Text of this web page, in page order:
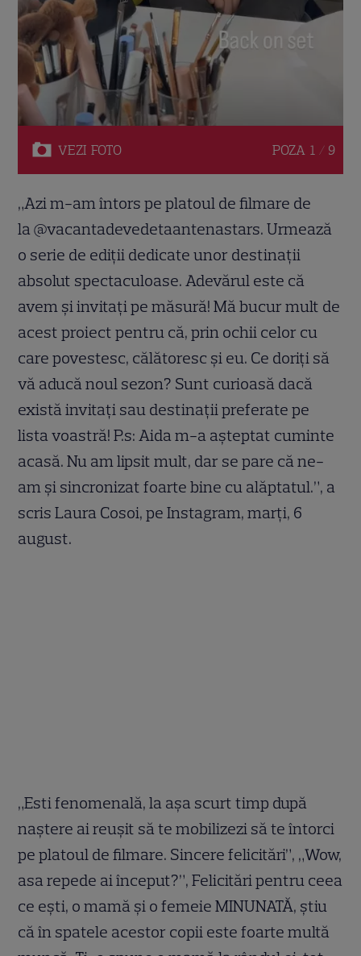
VEZI FOTO POZA 1 / 9
„Azi m-am întors pe platoul de filmare de
la @vacantadevedetaantenastars. Urmează
o serie de ediții dedicate unor destinații
absolut spectaculoase. Adevărul este că
avem și invitați pe măsură! Mă bucur mult de
acest proiect pentru că, prin ochii celor cu
care povestesc, călătoresc și eu. Ce doriți să
vă aducă noul sezon? Sunt curioasă dacă
există invitați sau destinații preferate pe
lista voastră! P.s: Aida m-a așteptat cuminte
acasă. Nu am lipsit mult, dar se pare că ne-
am și sincronizat foarte bine cu alăptatul.”, a
scris Laura Cosoi, pe Instagram, marți, 6
august.
„Esti fenomenală, la așa scurt timp după
naștere ai reușit să te mobilizezi să te întorci
pe platoul de filmare. Sincere felicitări”, „Wow,
asa repede ai început?”, Felicitări pentru ceea
ce ești, o mamă și o femeie MINUNATĂ, știu
că în spatele acestor copii este foarte multă